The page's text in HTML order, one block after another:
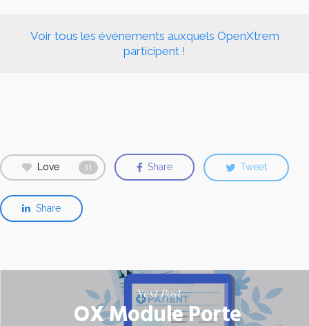
Voir tous les événements auxquels OpenXtrem
participent !
Love 31 Share Tweet
Share
Next Post
OX Module Porte